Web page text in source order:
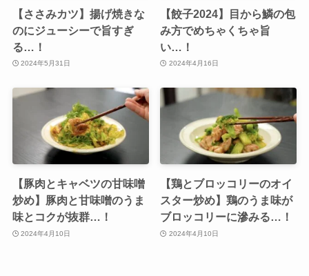
【ささみカツ】揚げ焼きな
のにジューシーで旨すぎ
る…！
2024年5月31日
【餃子2024】目から鱗の包
み方でめちゃくちゃ旨
い…！
2024年4月16日
【豚肉とキャベツの甘味噌
炒め】豚肉と甘味噌のうま
味とコクが抜群…！
2024年4月10日
【鶏とブロッコリーのオイ
スター炒め】鶏のうま味が
ブロッコリーに滲みる…！
2024年4月10日